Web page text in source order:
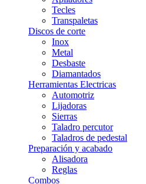
Tecles
Transpaletas
Discos de corte
Inox
Metal
Desbaste
Diamantados
Herramientas Electricas
Automotriz
Lijadoras
Sierras
Taladro percutor
Taladros de pedestal
Preparación y acabado
Alisadora
Reglas
Combos